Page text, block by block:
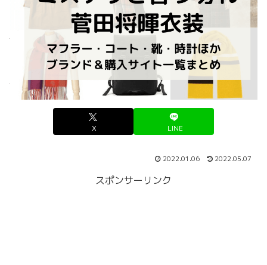
X LINE
2022.01.06 2022.05.07
スポンサーリンク